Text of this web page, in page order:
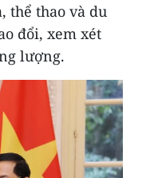
thể thao và du
đổi, xem xét
lượng.